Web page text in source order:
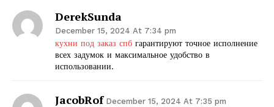
DerekSunda
December 15, 2024 At 7:34 pm
кухни под заказ спб гарантируют точное исполнение
всех задумок и максимальное удобство в
использовании.
JacobRof December 15, 2024 At 7:35 pm